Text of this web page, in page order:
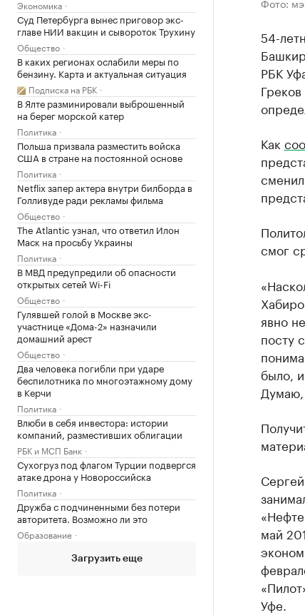
Экономика
Суд Петербурга вынес приговор экс-
главе НИИ вакцин и сывороток Трухину
Общество
В каких регионах ослабили меры по
бензину. Карта и актуальная ситуация
Подписка на РБК
В Ялте разминировали выброшенный
на берег морской катер
Политика
Польша призвала разместить войска
США в стране на постоянной основе
Политика
Netflix запер актера внутри билборда в
Голливуде ради рекламы фильма
Общество
The Atlantic узнал, что ответил Илон
Маск на просьбу Украины
Политика
В МВД предупредили об опасности
открытых сетей Wi-Fi
Общество
Гулявшей голой в Москве экс-
участнице «Дома-2» назначили
домашний арест
Общество
Два человека погибли при ударе
беспилотника по многоэтажному дому
в Керчи
Политика
Влюби в себя инвестора: истории
компаний, разместивших облигации
РБК и МСП Банк
Сухогруз под флагом Турции подвергся
атаке дрона у Новороссийска
Политика
Дружба с подчиненными без потери
авторитета. Возможно ли это
Образование
Загрузить еще
54-
РБК
Как
смог
явно
посту
было,
Думаю,
май
Уфе.